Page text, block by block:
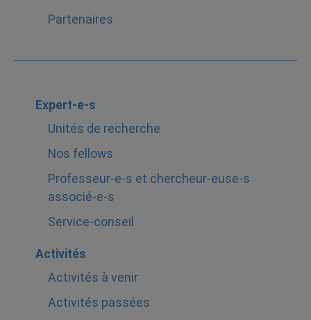
Partenaires
Expert-e-s
Unités de recherche
Nos fellows
Professeur-e-s et chercheur-euse-s
associé-e-s
Service-conseil
Activités
Activités à venir
Activités passées